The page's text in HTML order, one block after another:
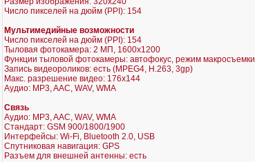
Число пикселей на дюйм (PPI): 154
Мультимедийные возможности
Число пикселей на дюйм (PPI): 154
Тыловая фотокамера: 2 МП, 1600x1200
Функции тыловой фотокамеры: автофокус, режим макросъемки
Запись видеороликов: есть (MPEG4, H.263, 3gp)
Макс. разрешение видео: 176x144
Аудио: MP3, AAC, WAV, WMA
Связь
Аудио: MP3, AAC, WAV, WMA
Стандарт: GSM 900/1800/1900
Интерфейсы: Wi-Fi, Bluetooth 2.0, USB
Спутниковая навигация: GPS
Разъем для внешней антенны: есть